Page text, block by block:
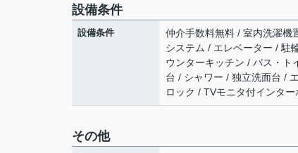
設備条件
設備条件
仲介手数料無料 / 室内洗濯機
システム / エレベーター / 駐
ウンターキッチン / バス・ト
台 / シャワー / 独立洗面台 /
ロック / TVモニタ付インタ
その他